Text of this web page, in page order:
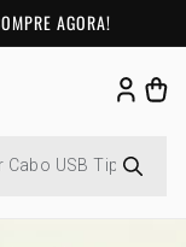
AGORA!
Fazer
login